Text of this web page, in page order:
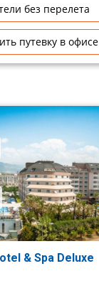
без перелета
путевку в офисе
& Spa Deluxe